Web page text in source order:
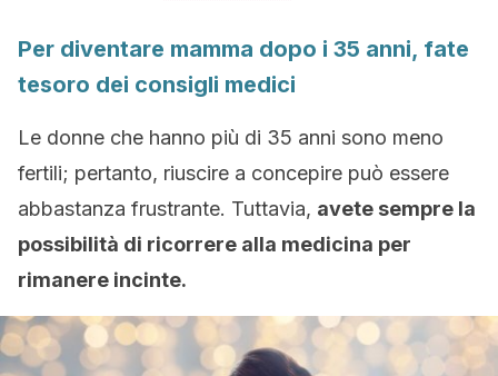
Per diventare mamma dopo i 35 anni, fate
tesoro dei consigli medici
Le donne che hanno più di 35 anni sono meno
fertili; pertanto, riuscire a concepire può essere
abbastanza frustrante. Tuttavia, avete sempre la
possibilità di ricorrere alla medicina per
rimanere incinte.